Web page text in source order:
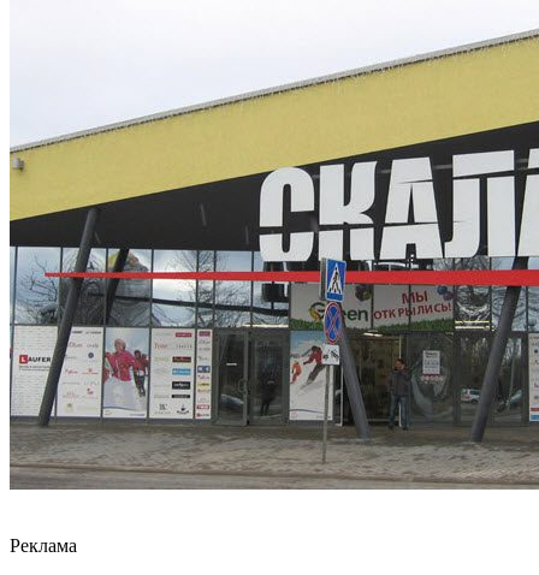
Реклама